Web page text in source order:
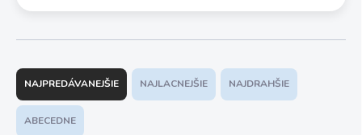
R
a
d
e
NAJPREDÁVANEJŠIE NAJLACNEJŠIE NAJDRAHŠIE
ABECEDNE